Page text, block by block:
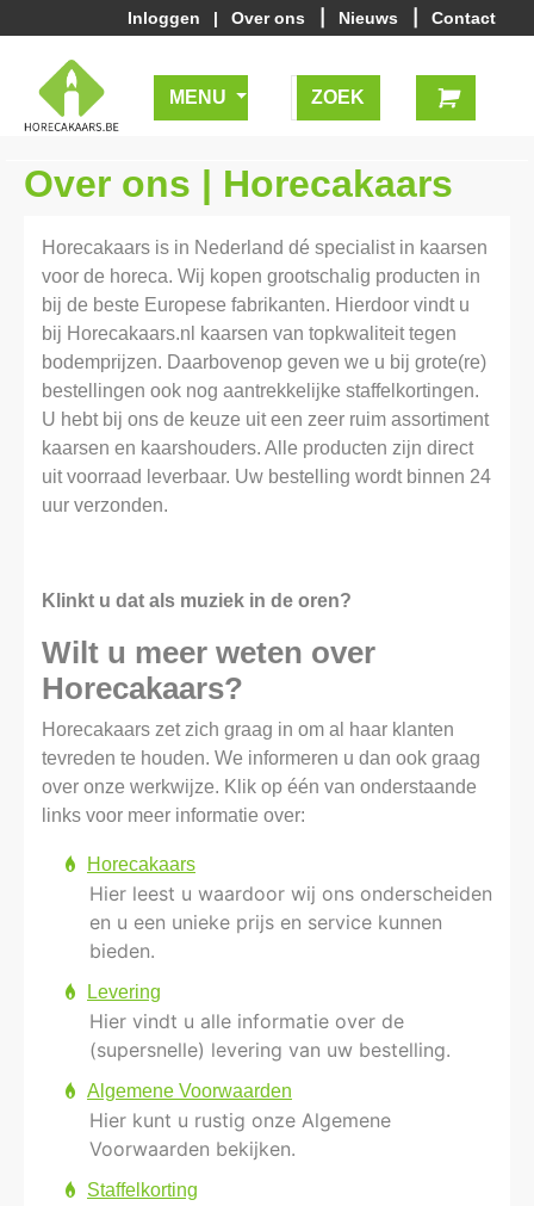
Inloggen | Over ons Nieuws Contact
MENU
Over ons | Horecakaars
Horecakaars is in Nederland dé specialist in kaarsen
voor de horeca. Wij kopen grootschalig producten in
bij de beste Europese fabrikanten. Hierdoor vindt u
bij Horecakaars.nl kaarsen van topkwaliteit tegen
bodemprijzen. Daarbovenop geven we u bij grote(re)
bestellingen ook nog aantrekkelijke staffelkortingen.
U hebt bij ons de keuze uit een zeer ruim assortiment
kaarsen en kaarshouders. Alle producten zijn direct
uit voorraad leverbaar. Uw bestelling wordt binnen 24
uur verzonden.
Klinkt u dat als muziek in de oren?
Wilt u meer weten over
Horecakaars?
Horecakaars zet zich graag in om al haar klanten
tevreden te houden. We informeren u dan ook graag
over onze werkwijze. Klik op één van onderstaande
links voor meer informatie over:
Horecakaars
Hier leest u waardoor wij ons onderscheiden
en u een unieke prijs en service kunnen
bieden.
Levering
Hier vindt u alle informatie over de
(supersnelle) levering van uw bestelling.
Algemene Voorwaarden
Hier kunt u rustig onze Algemene
Voorwaarden bekijken.
Staffelkorting